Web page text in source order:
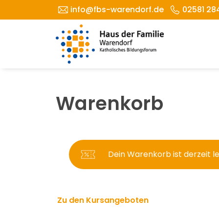
info@fbs-warendorf.de 02581
Warenkorb
Dein Warenkorb ist derzeit
Zu den Kursangeboten